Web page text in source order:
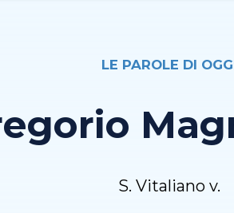
LE PAROLE DI
S. Vitaliano v.